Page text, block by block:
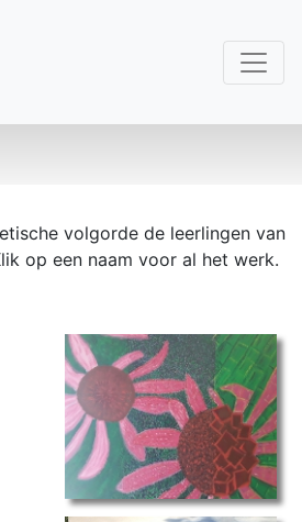
volgorde de leerlingen van
op een naam voor al het werk.
3 stijlen